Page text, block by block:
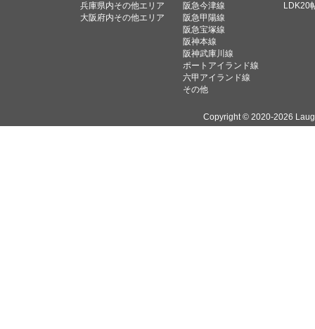
兵庫県内その他エリア
大阪府内その他エリア
阪急今津線
阪急甲陽線
阪急宝塚線
阪神本線
阪神武庫川線
ポートアイランド線
六甲アイランド線
その他
LDK20
Copyright ©2020-2026